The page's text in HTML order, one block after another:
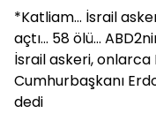
*Katliam... İsrail
açtı... 58 ölü...
İsrail askeri,
Cumhurbaşkanı
dedi